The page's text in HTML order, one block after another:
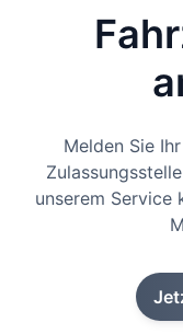
Melden Sie
unserem Service